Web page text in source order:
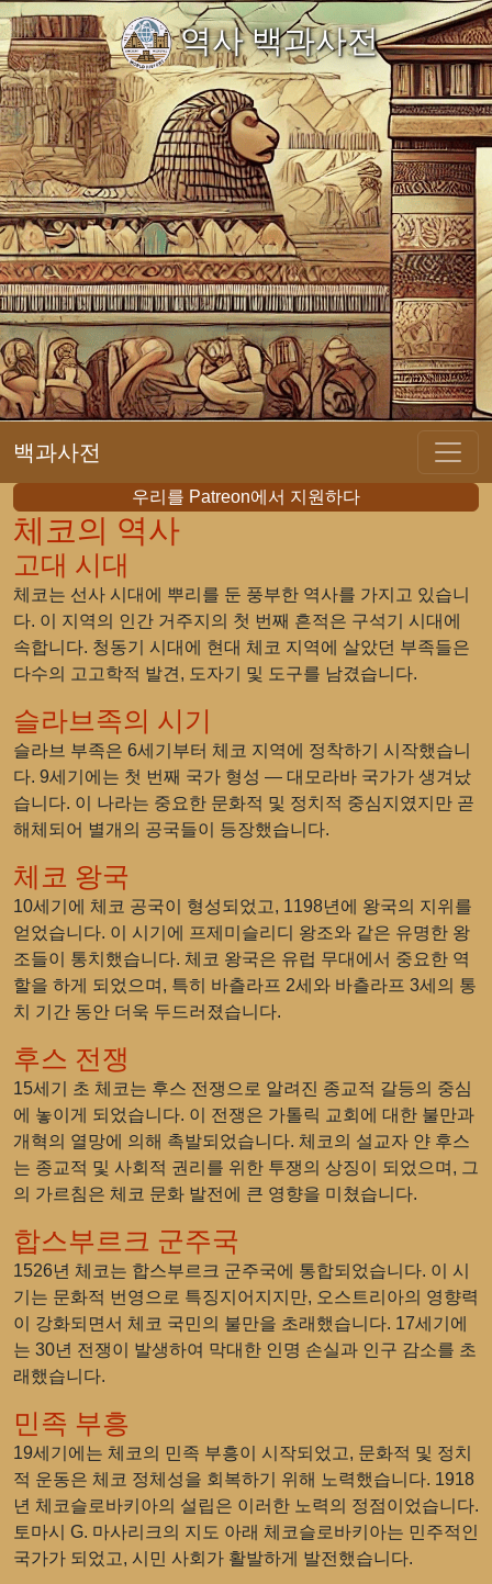
역사 백과사전
백과사전
우리를 Patreon에서 지원하다
체코의 역사
고대 시대
체코는 선사 시대에 뿌리를 둔 풍부한 역사를 가지고 있습니
다. 이 지역의 인간 거주지의 첫 번째 흔적은 구석기 시대에
속합니다. 청동기 시대에 현대 체코 지역에 살았던 부족들은
다수의 고고학적 발견, 도자기 및 도구를 남겼습니다.
슬라브족의 시기
슬라브 부족은 6세기부터 체코 지역에 정착하기 시작했습니
다. 9세기에는 첫 번째 국가 형성 — 대모라바 국가가 생겨났
습니다. 이 나라는 중요한 문화적 및 정치적 중심지였지만 곧
해체되어 별개의 공국들이 등장했습니다.
체코 왕국
10세기에 체코 공국이 형성되었고, 1198년에 왕국의 지위를
얻었습니다. 이 시기에 프제미슬리디 왕조와 같은 유명한 왕
조들이 통치했습니다. 체코 왕국은 유럽 무대에서 중요한 역
할을 하게 되었으며, 특히 바츨라프 2세와 바츨라프 3세의 통
치 기간 동안 더욱 두드러졌습니다.
후스 전쟁
15세기 초 체코는 후스 전쟁으로 알려진 종교적 갈등의 중심
에 놓이게 되었습니다. 이 전쟁은 가톨릭 교회에 대한 불만과
개혁의 열망에 의해 촉발되었습니다. 체코의 설교자 얀 후스
는 종교적 및 사회적 권리를 위한 투쟁의 상징이 되었으며, 그
의 가르침은 체코 문화 발전에 큰 영향을 미쳤습니다.
합스부르크 군주국
1526년 체코는 합스부르크 군주국에 통합되었습니다. 이 시
기는 문화적 번영으로 특징지어지지만, 오스트리아의 영향력
이 강화되면서 체코 국민의 불만을 초래했습니다. 17세기에
는 30년 전쟁이 발생하여 막대한 인명 손실과 인구 감소를 초
래했습니다.
민족 부흥
19세기에는 체코의 민족 부흥이 시작되었고, 문화적 및 정치
적 운동은 체코 정체성을 회복하기 위해 노력했습니다. 1918
년 체코슬로바키아의 설립은 이러한 노력의 정점이었습니다.
토마시 G. 마사리크의 지도 아래 체코슬로바키아는 민주적인
국가가 되었고, 시민 사회가 활발하게 발전했습니다.